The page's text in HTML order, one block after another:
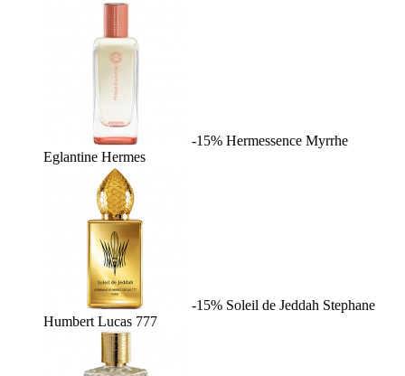
-15% Hermessence Myrrhe
Eglantine Hermes
-15% Soleil de Jeddah Stephane
Humbert Lucas 777